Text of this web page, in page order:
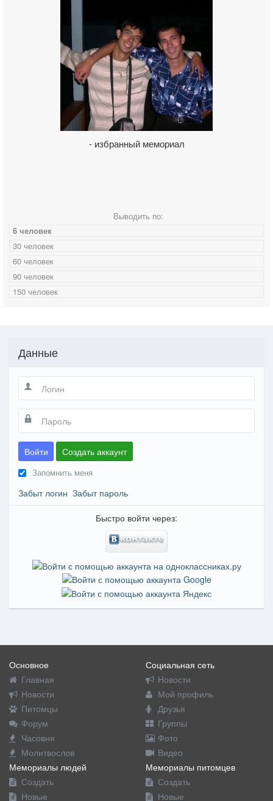
- избранный мемориал
Выводить по:
6 человек
30 человек
60 человек
90 человек
150 человек
Данные
Войти Создать аккаунт
Запомнить меня
Забыт логин Забыт пароль
Быстро войти через:
Основное
Главная
Новости
Питомцы
Форум
Часовня
Молитвослов
Социальная сеть
Новости
Мой профиль
Друзья
Группы
Фото
Видео
Мемориалы людей
Создать
Новые
Мемориалы питомцев
Создать
Новые